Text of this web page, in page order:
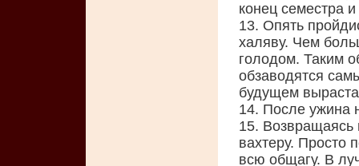
конец семестра
13. Опять
халяву. Чем
голодом. Таким
обзаводятся
будущем
14. После ужина
15. Возвращаясь
вахтеру. Просто
всю общагу. В